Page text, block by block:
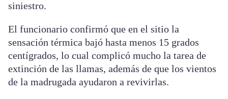
siniestro.
El funcionario confirmó que en el sitio la
sensación térmica bajó hasta menos 15 grados
centígrados, lo cual complicó mucho la tarea de
extinción de las llamas, además de que los vientos
de la madrugada ayudaron a revivirlas.